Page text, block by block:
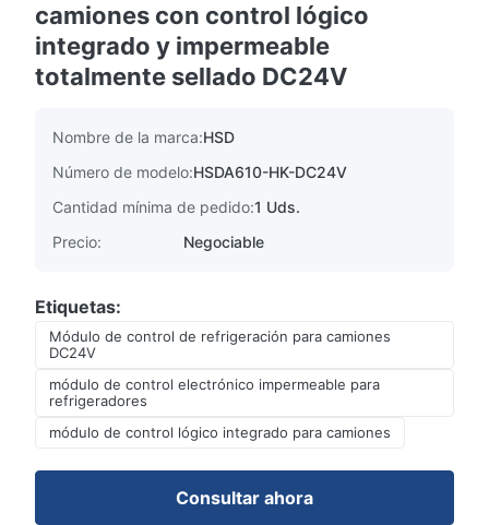
camiones con control lógico
integrado y impermeable
totalmente sellado DC24V
Nombre de la marca:HSD
Número de modelo:HSDA610-HK-DC24V
Cantidad mínima de pedido:1 Uds.
Precio:
Negociable
Etiquetas:
Módulo de control de refrigeración para camiones
DC24V
módulo de control electrónico impermeable para
refrigeradores
módulo de control lógico integrado para camiones
Consultar ahora